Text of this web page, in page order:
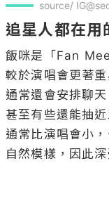
source/
追星人都在用
飯咪是「Fan
較於演唱會更著
通常還會安排聊
甚至有些還能抽
通常比演唱會小
自然模樣，因此